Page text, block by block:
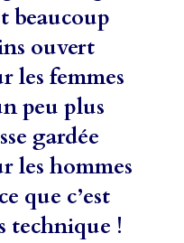
beaucoup
ouvert
les femmes
peu plus
gardée
les hommes
que c’est
technique !